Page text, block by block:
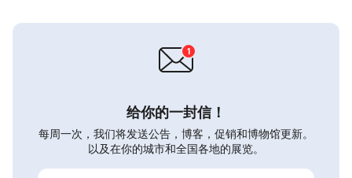
给你的一封信！
每周一次，我们将发送公告，博客，促销和博物馆更新。
以及在你的城市和全国各地的展览。